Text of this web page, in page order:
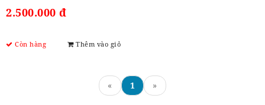
1700)
2.500.000 đ
Còn hàng Thêm vào giỏ
« 1 »